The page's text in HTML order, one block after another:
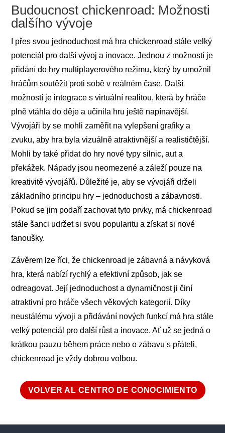
Budoucnost chickenroad: Možnosti
dalšího vývoje
I přes svou jednoduchost má hra chickenroad stále velký
potenciál pro další vývoj a inovace. Jednou z možností je
přidání do hry multiplayerového režimu, který by umožnil
hráčům soutěžit proti sobě v reálném čase. Další
možností je integrace s virtuální realitou, která by hráče
plně vtáhla do děje a učinila hru ještě napínavější.
Vývojáři by se mohli zaměřit na vylepšení grafiky a
zvuku, aby hra byla vizuálně atraktivnější a realističtější.
Mohli by také přidat do hry nové typy silnic, aut a
překážek. Nápady jsou neomezené a záleží pouze na
kreativitě vývojářů. Důležité je, aby se vývojáři drželi
základního principu hry – jednoduchosti a zábavnosti.
Pokud se jim podaří zachovat tyto prvky, má chickenroad
stále šanci udržet si svou popularitu a získat si nové
fanoušky.
Závěrem lze říci, že chickenroad je zábavná a návyková
hra, která nabízí rychlý a efektivní způsob, jak se
odreagovat. Její jednoduchost a dynamičnost ji činí
atraktivní pro hráče všech věkových kategorií. Díky
neustálému vývoji a přidávání nových funkcí má hra stále
velký potenciál pro další růst a inovace. Ať už se jedná o
krátkou pauzu během práce nebo o zábavu s přáteli,
chickenroad je vždy dobrou volbou.
VOLVER AL CENTRO DE CONOCIMIENTO